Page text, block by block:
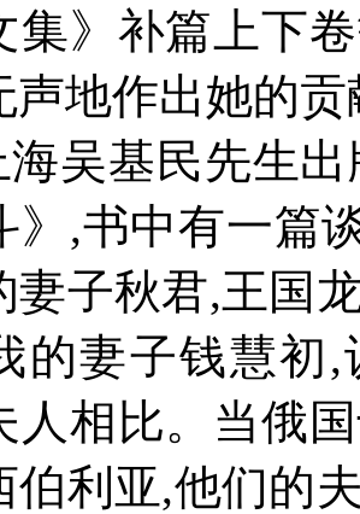
集》补篇上下
声地作出她的贡
海吴基民先生
,书中有一篇
妻子秋君,王国
的妻子钱慧初,
人相比。当俄
伯利亚,他们的